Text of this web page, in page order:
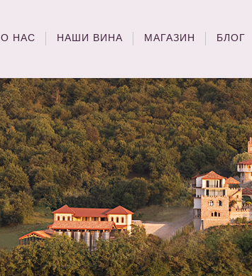
О НАС НАШИ ВИНА МАГАЗИН БЛОГ